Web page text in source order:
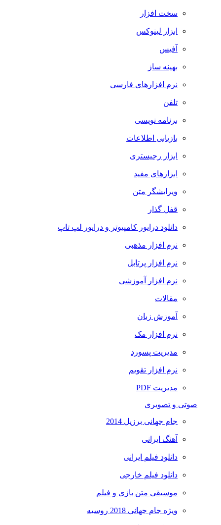
سخت افزار
ابزار لینوکس
آفیس
بهینه ساز
نرم افزارهای فارسی
تلفن
برنامه نویسی
بازیابی اطلاعات
ابزار رجیستری
ابزارهای مفید
ویرایشگر متن
قفل گذار
دانلود درایور کامپیوتر و درایور لپ تاپ
نرم افزار مذهبی
نرم افزار پرتابل
نرم افزار آموزشی
مقالات
آموزش زبان
نرم افزار مک
مدیریت پسورد
نرم افزار تقویم
مدیریت PDF
صوتی و تصویری
جام جهانی برزیل 2014
آهنگ ایرانی
دانلود فیلم ایرانی
دانلود فیلم خارجی
موسیقی متن بازی و فیلم
ویژه جام جهانی 2018 روسیه